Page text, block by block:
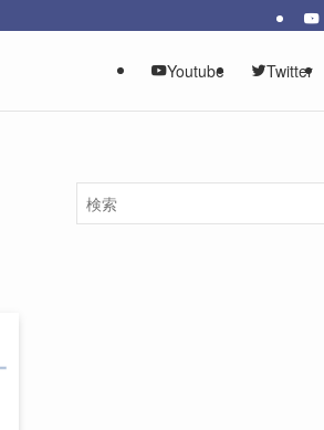
Youtube Twitter